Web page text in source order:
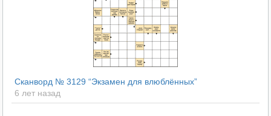
Сканворд № 3129 “Экзамен для влюблённых”
6 лет назад